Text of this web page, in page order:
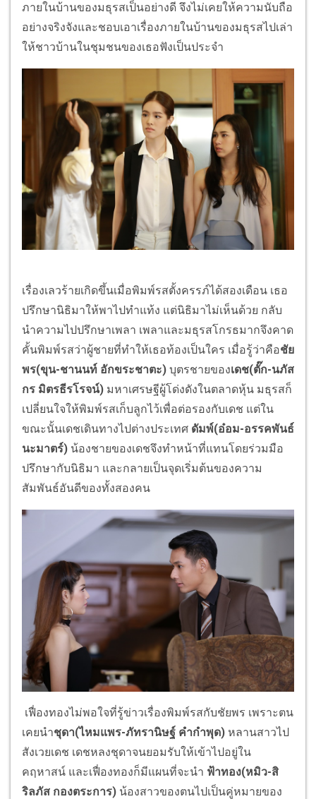
ภายในบ้านของมธุรสเป็นอย่างดี จึงไม่เคยให้ความนับถือ
อย่างจริงจังและชอบเอาเรื่องภายในบ้านของมธุรสไปเล่า
ให้ชาวบ้านในชุมชนของเธอฟังเป็นประจำ
เรื่องเลวร้ายเกิดขึ้นเมื่อพิมพ์รสตั้งครรภ์ได้สองเดือน เธอ
ปรึกษานิธิมาให้พาไปทำแท้ง แต่นิธิมาไม่เห็นด้วย กลับ
นำความไปปรึกษาเพลา เพลาและมธุรสโกรธมากจึงคาด
คั้นพิมพ์รสว่าผู้ชายที่ทำให้เธอท้องเป็นใคร เมื่อรู้ว่าคือชัย
พร(ขุน-ชานนท์ อักขระชาตะ) บุตรชายของเดช(ตั๊ก-นภัส
กร มิตรธีรโรจน์) มหาเศรษฐีผู้โด่งดังในตลาดหุ้น มธุรสก็
เปลี่ยนใจให้พิมพ์รสเก็บลูกไว้เพื่อต่อรองกับเดช แต่ใน
ขณะนั้นเดชเดินทางไปต่างประเทศ ดัมพ์(อ๋อม-อรรคพันธ์
นะมาตร์) น้องชายของเดชจึงทำหน้าที่แทนโดยร่วมมือ
ปรึกษากับนิธิมา และกลายเป็นจุดเริ่มต้นของความ
สัมพันธ์อันดีของทั้งสองคน
เฟื่องทองไม่พอใจที่รู้ข่าวเรื่องพิมพ์รสกับชัยพร เพราะตน
เคยนำชุดา(ไหมแพร-ภัทรานิษฐ์ คำกำพุด) หลานสาวไป
สังเวยเดช เดชหลงชุดาจนยอมรับให้เข้าไปอยู่ใน
คฤหาสน์ และเฟื่องทองก็มีแผนที่จะนำ ฟ้าทอง(หมิว-สิ
ริลภัส กองตระการ) น้องสาวของตนไปเป็นคู่หมายของ